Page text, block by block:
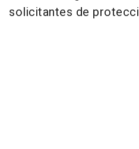
solicitantes de